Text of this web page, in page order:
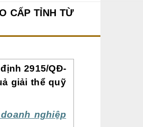
CẤP TỈNH TỪ
2915/QĐ-
giải thể quỹ
nghiệp